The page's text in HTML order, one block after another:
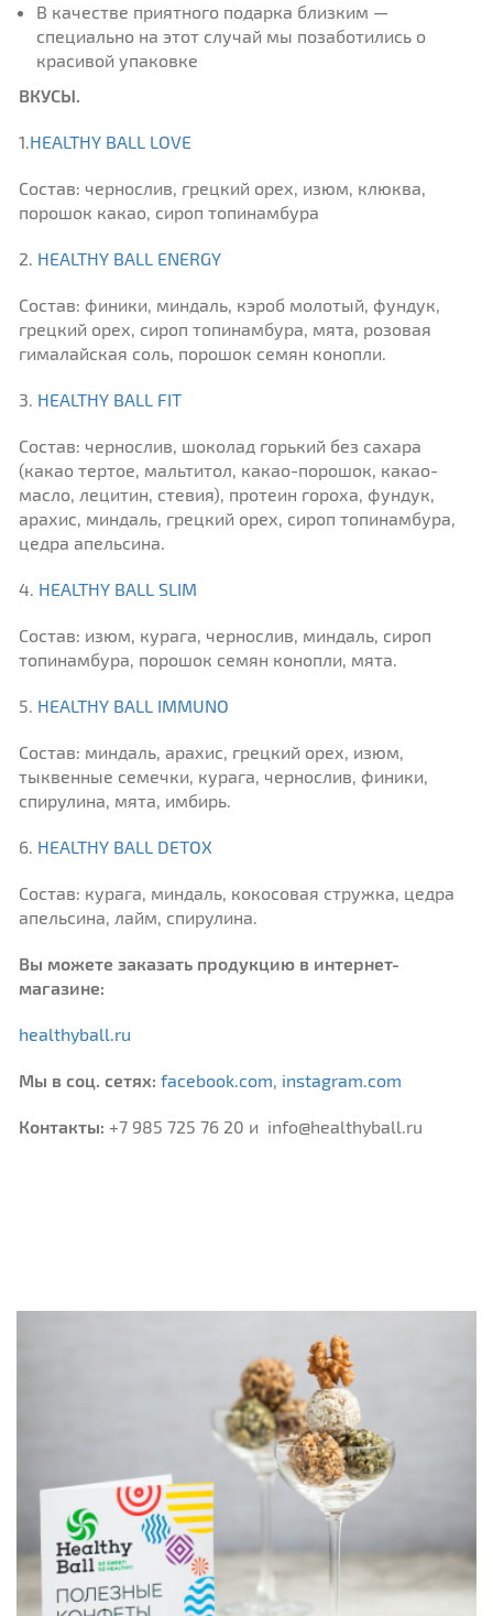
В качестве приятного подарка близким —
специально на этот случай мы позаботились о
красивой упаковке
ВКУСЫ.
1.HEALTHY BALL LOVE
Состав: чернослив, грецкий орех, изюм, клюква,
порошок какао, сироп топинамбура
2. HEALTHY BALL ENERGY
Состав: финики, миндаль, кэроб молотый, фундук,
грецкий орех, сироп топинамбура, мята, розовая
гималайская соль, порошок семян конопли.
3. HEALTHY BALL FIT
Состав: чернослив, шоколад горький без сахара
(какао тертое, мальтитол, какао-порошок, какао-
масло, лецитин, стевия), протеин гороха, фундук,
арахис, миндаль, грецкий орех, сироп топинамбура,
цедра апельсина.
4. HEALTHY BALL SLIM
Состав: изюм, курага, чернослив, миндаль, сироп
топинамбура, порошок семян конопли, мята.
5. HEALTHY BALL IMMUNO
Состав: миндаль, арахис, грецкий орех, изюм,
тыквенные семечки, курага, чернослив, финики,
cпирулина, мята, имбирь.
6. HEALTHY BALL DETOX
Состав: курага, миндаль, кокосовая стружка, цедра
апельсина, лайм, спирулина.
Вы можете заказать продукцию в интернет-
магазине:
healthyball.ru
Мы в соц. сетях: facebook.com, instagram.com
Контакты: +7 985 725 76 20 и info@healthyball.ru